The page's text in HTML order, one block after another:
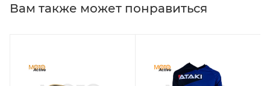
Вам также может понравиться